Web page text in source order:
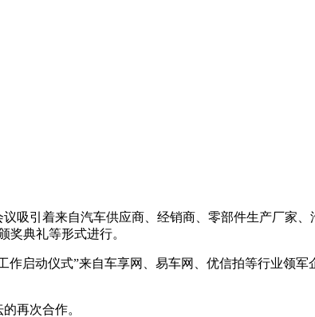
吸引着来自汽车供应商、经销商、零部件生产厂家、
奖典礼等形式进行。
启动仪式”来自车享网、易车网、优信拍等行业领军
再次合作。